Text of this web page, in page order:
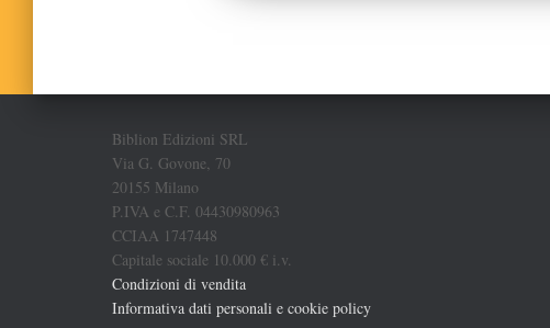
Biblion Edizioni SRL
Via G. Govone, 70
20155 Milano
P.IVA e C.F. 04430980963
CCIAA 1747448
Capitale sociale 10.000 € i.v.
Condizioni di vendita
Informativa dati personali e cookie policy